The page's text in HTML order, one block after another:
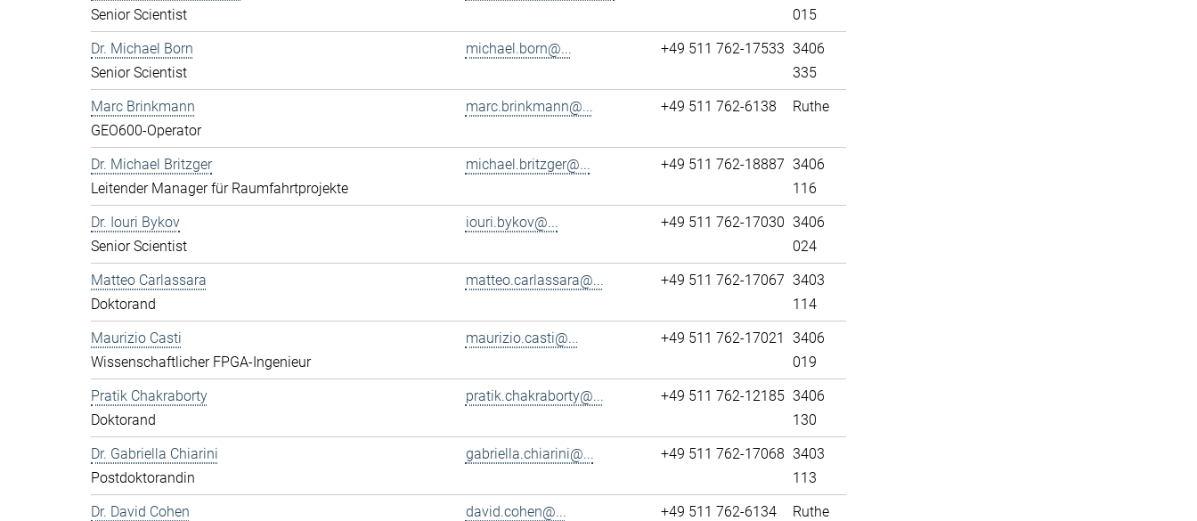
Senior Scientist
015
Dr. Michael Born
Senior Scientist
michael.born@... +49 511 762-17533 3406
335
Marc Brinkmann
GEO600-Operator
marc.brinkmann@... +49 511 762-6138 Ruthe
Dr. Michael Britzger
Leitender Manager für Raumfahrtprojekte
michael.britzger@... +49 511 762-18887 3406
116
Dr. Iouri Bykov
Senior Scientist
iouri.bykov@... +49 511 762-17030 3406
024
Matteo Carlassara
Doktorand
matteo.carlassara@... +49 511 762-17067 3403
114
Maurizio Casti
Wissenschaftlicher FPGA-Ingenieur
maurizio.casti@... +49 511 762-17021
3406
019
Pratik Chakraborty
Doktorand
pratik.chakraborty@... +49 511 762-12185 3406
130
Dr. Gabriella Chiarini
Postdoktorandin
gabriella.chiarini@... +49 511 762-17068 3403
113
Dr. David Cohen
david.cohen@... +49 511 762-6134 Ruthe